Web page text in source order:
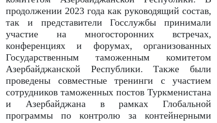
продолжении 2023 года как руководящий состав,
так и представители Госслужбы принимали
участие на многосторонних встречах,
конференциях и форумах, организованных
Государственным таможенным комитетом
Азербайджанской Республики. Также были
проведены совместные тренинги с участием
сотрудников таможенных постов Туркменистана
и Азербайджана в рамках Глобальной
программы по контролю за контейнерными